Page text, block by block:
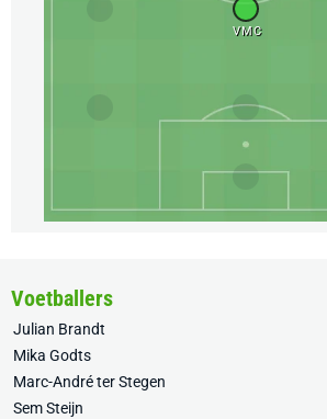
VMC
Voetballers
Julian Brandt
Mika Godts
Marc-André ter Stegen
Sem Steijn